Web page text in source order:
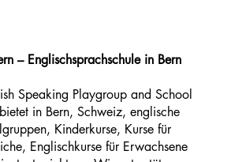
– Englischsprachschule in Bern
Speaking Playgroup and School
in Bern, Schweiz, englische
Kinderkurse, Kurse für
Englischkurse für Erwachsene